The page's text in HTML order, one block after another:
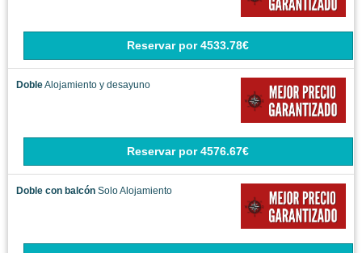
Reservar por 4533.78€
DobleAlojamiento y desayuno
Reservar por 4576.67€
Doble con balcón Solo Alojamiento